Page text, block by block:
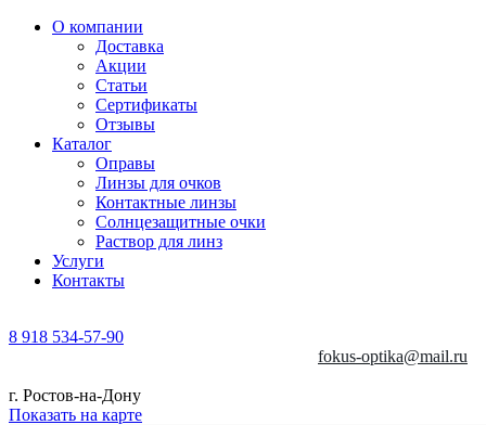
О компании
Доставка
Акции
Статьи
Сертификаты
Отзывы
Каталог
Оправы
Линзы для очков
Контактные линзы
Солнцезащитные очки
Раствор для линз
Услуги
Контакты
8 918 534-57-90
fokus-optika@mail.ru
г. Ростов-на-Дону
Показать на карте